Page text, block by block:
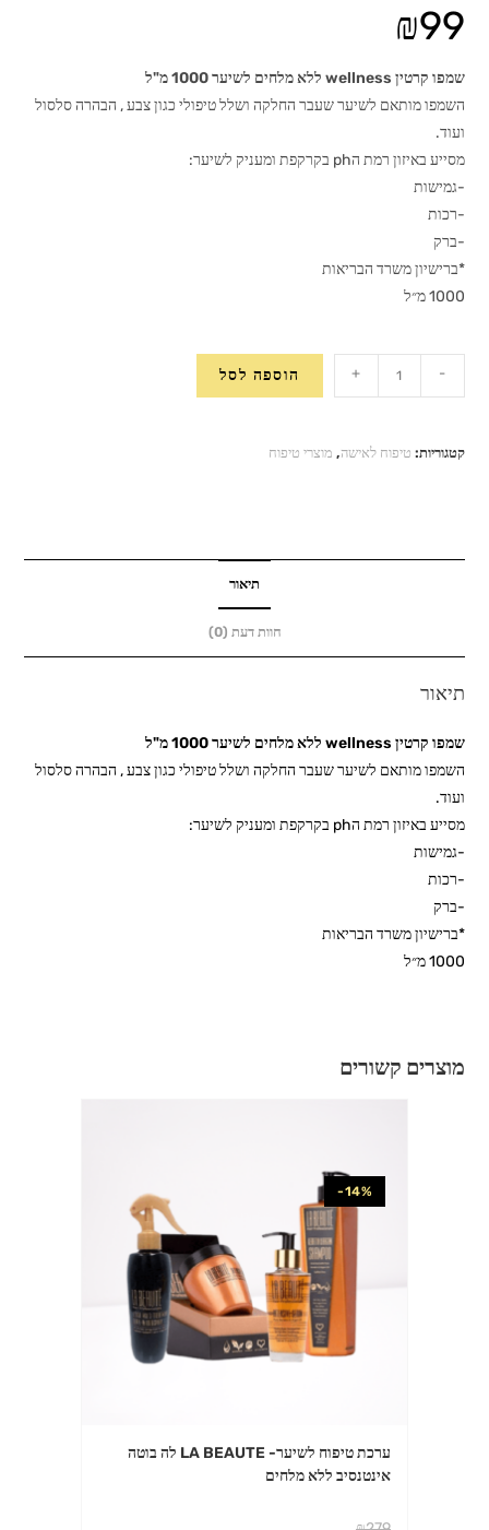
₪99
שמפו קרטין wellness ללא מלחים לשיער 1000 מ"ל
השמפו מותאם לשיער שעבר החלקה ושלל טיפולי כגון צבע , הבהרה סלסול
ועוד.
מסייע באיזון רמת הph בקרקפת ומעניק לשיער:
-גמישות
-רכות
-ברק
*ברישיון משרד הבריאות
1000 מ״ל
של
קרטין
לשיער
-
+ הוספה לסל
קטגוריות: טיפוח לאישה, מוצרי טיפוח
תיאור
חוות דעת (0)
תיאור
שמפו קרטין wellness ללא מלחים לשיער 1000 מ"ל
השמפו מותאם לשיער שעבר החלקה ושלל טיפולי כגון צבע , הבהרה סלסול
ועוד.
מסייע באיזון רמת הph בקרקפת ומעניק לשיער:
-גמישות
-רכות
-ברק
*ברישיון משרד הבריאות
1000 מ״ל
מוצרים קשורים
-14%
ערכת טיפוח לשיער- LA BEAUTE לה בוטה
אינטנסיב ללא מלחים